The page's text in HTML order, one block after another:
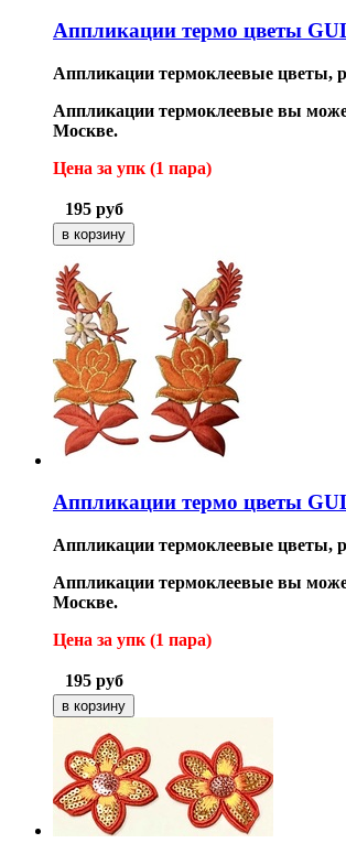
Аппликации термо цветы
Аппликации термоклеевые цветы,
Аппликации термоклеевые вы
Москве.
Цена за упк (1 пара)
195 руб
Аппликации термо цветы
Аппликации термоклеевые цветы,
Аппликации термоклеевые вы
Москве.
Цена за упк (1 пара)
195 руб